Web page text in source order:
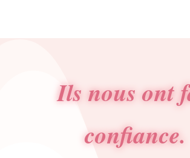
Ils nous ont
confiance.